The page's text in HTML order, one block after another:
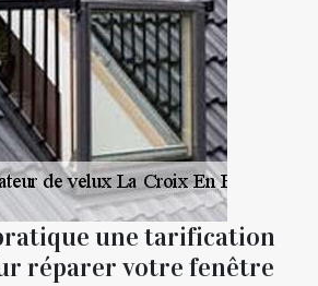
une tarification
réparer votre fenêtre